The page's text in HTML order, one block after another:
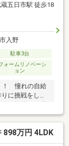
蔵五日市駅 徒歩18
入野
駐車3台
ォームリノベーシ
ョン
！ 憧れの自給
に挑戦をした
んな贅沢な時
♪◆周辺環境良
学校：徒歩8分
クストア、
是非一度ご覧
898万円 4LDK